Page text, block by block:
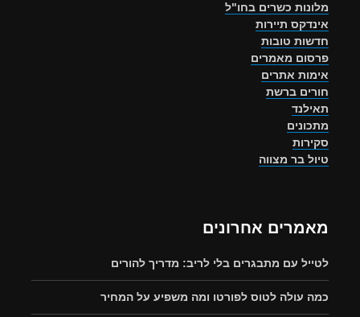
מלונות כשרים בחו"ל
אינדקס תיירות
חדשות טובות
פרסום מאמרים
אימות אתרים
חורים ברשת
תאילנד
מתכונים
סקירות
טיול בר מצווה
מאמרים אחרונים
לטייל עם מתבגרים בלי לריב: מדריך להורים
כמה עולה לטוס לפורטו ומה משפיע על המחיר